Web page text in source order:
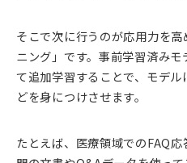
そこで次に行うのが応用力を
ニング」です。事前学習済み
て追加学習することで、モデ
どを身につけさせます。
たとえば、医療領域でのFAQ